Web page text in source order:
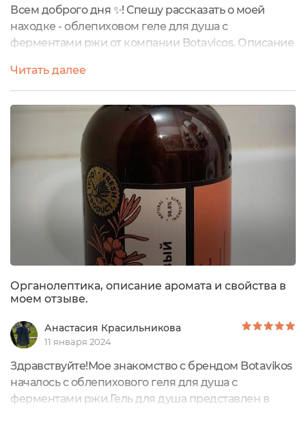
Всем доброго дня ✨! Спешу рассказать о моей
находке - облепиховом геле для душа с
ферментами ржи от компании Botavicos. Описание
мягко очищает кожу, не нарушая естественный
гидролипидный баланс. Нежная пена тщательно
удаляет жирорастворимые загрязнения и дарит
чувство комфорта.Мягко очищает, не высушивая и
не стягивая кожу Увлажняет и смягчает, укрепляя...
Читать далее
Органолептика, описание аромата и свойства в
моем отзыве.
Анастасия Красильникова
11 января 2024
Здравствуйте!Мое знакомство с брендом Botavikos
началось с облепихового геля для душа с
ферментами ржи.Гель для душа представлен в